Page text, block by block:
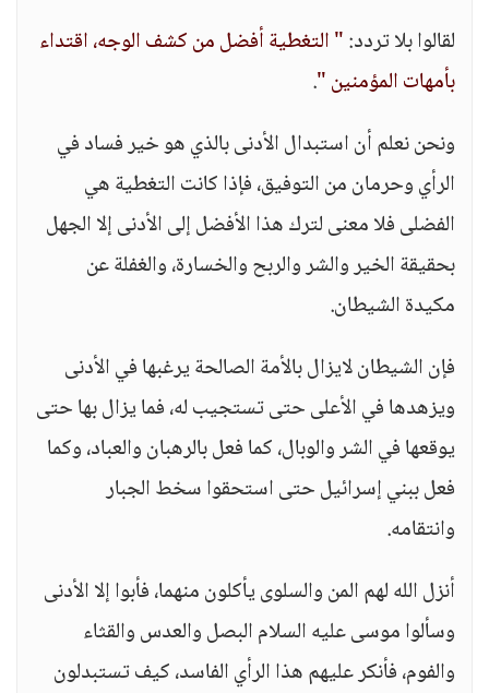
لقالوا بلا تردد:" التغطية أفضل من كشف الوجه، اقتداء
بأمهات المؤمنين ".
ونحن نعلم أن استبدال الأدنى بالذي هو خير فساد في
الرأي وحرمان من التوفيق، فإذا كانت التغطية هي
الفضلى فلا معنى لترك هذا الأفضل إلى الأدنى إلا الجهل
بحقيقة الخير والشر والربح والخسارة، والغفلة عن
مكيدة الشيطان.
فإن الشيطان لايزال بالأمة الصالحة يرغبها في الأدنى
ويزهدها في الأعلى حتى تستجيب له، فما يزال بها حتى
يوقعها في الشر والوبال، كما فعل بالرهبان والعباد، وكما
فعل ببني إسرائيل حتى استحقوا سخط الجبار
وانتقامه.
أنزل الله لهم المن والسلوى يأكلون منهما، فأبوا إلا الأدنى
وسألوا موسى عليه السلام البصل والعدس والقثاء
والفوم، فأنكر عليهم هذا الرأي الفاسد، كيف تستبدلون